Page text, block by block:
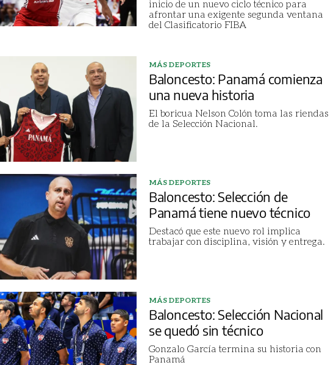
inicio de un nuevo ciclo técnico para
afrontar una exigente segunda ventana
del Clasificatorio FIBA
MÁS DEPORTES
Baloncesto: Panamá comienza
una nueva historia
El boricua Nelson Colón toma las riendas
de la Selección Nacional.
MÁS DEPORTES
Baloncesto: Selección de
Panamá tiene nuevo técnico
Destacó que este nuevo rol implica
trabajar con disciplina, visión y entrega.
MÁS DEPORTES
Baloncesto: Selección Nacional
se quedó sin técnico
Gonzalo García termina su historia con
Panamá